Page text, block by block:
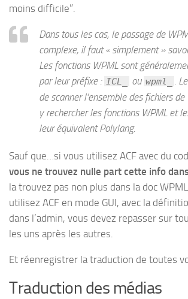
moins difficile”.
Dans tous les cas, le passage de
complexe, il faut « simplement »
Les fonctions WPML sont
par leur préfixe : ICL_ ou wpml_
.
de scanner l’ensemble des fichiers
y rechercher les fonctions WPML et
leur équivalent Polylang.
Sauf que…si vous utilisez ACF avec du
vous ne trouvez nulle part cette info
la trouvez pas non plus dans la doc
utilisez ACF en mode GUI, avec la
dans l’admin, vous devez repasser sur
les uns après les autres.
Et réenregistrer la traduction de toutes
Traduction des médias